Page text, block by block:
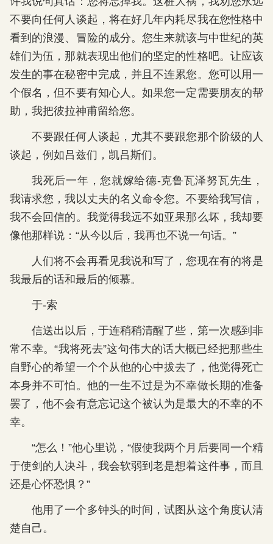
不要向任何人谈起，将在好几年内耗尽我在您性格中
看到的浪漫、冒险的成分。您生来就该与中世纪的英
雄们为伍，那就表现出他们的坚定的性格吧。让应该
发生的事在秘密中完成，并且不连累您。您可以用一
个假名，但不要有知心人。如果您一定需要朋友的帮
助，我把彼拉神甫留给您。
不要跟任何人谈起，尤其不要跟您那个阶级的人
谈起，例如吕兹们，凯吕斯们。
我死后一年，您就嫁给德-克鲁瓦泽努瓦先生，
我请求您，我以丈夫的名义命令您。不要给我写信，
我不会回信的。我觉得我远不如亚果那么坏，我却要
像他那样说：“从今以后，我再也不说一句话。”
人们将不会再看见我说和写了，您现在有的将是
我最后的话和最后的倾慕。
于-索
信送出以后，于连稍稍清醒了些，第一次感到非
常不幸。“我将死去”这句伟大的话大概已经把那些生
自野心的希望一个个从他的心中拔去了，他觉得死亡
本身并不可怕。他的一生不过是为不幸做长期的准备
罢了，他不会有意忘记这个被认为是最大的不幸的不
幸。
“怎么！”他心里说，“假使我两个月后要同一个精
于使剑的人决斗，我会软弱到老是想着这件事，而且
还是心怀恐惧？”
他用了一个多钟头的时间，试图从这个角度认清
楚自己。